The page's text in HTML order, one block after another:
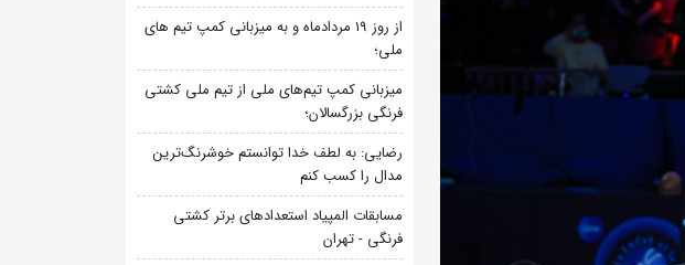
از روز 19 مردادماه و به میزبانی کمپ تیم های
ملی؛
میزبانی کمپ تیم‌های ملی از تیم ملی کشتی
فرنگی بزرگسالان؛
رضایی: به لطف خدا توانستم خوشرنگ‌ترین
مدال را کسب کنم
مسابقات المپیاد استعدادهای برتر کشتی
فرنگی - تهران